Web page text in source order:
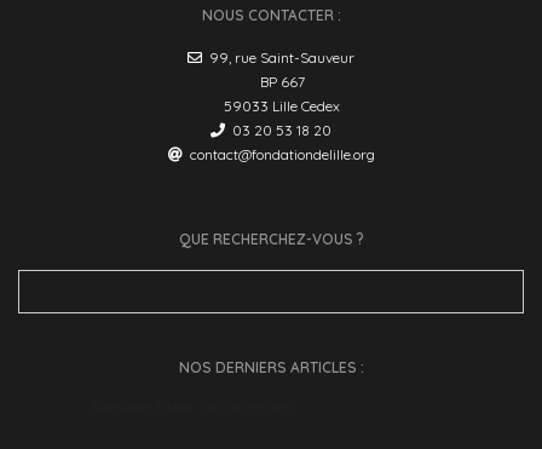
NOUS CONTACTER :
99, rue Saint-Sauveur
BP 667
59033 Lille Cedex
03 20 53 18 20
contact@fondationdelille.org
QUE RECHERCHEZ-VOUS ?
Search
NOS DERNIERS ARTICLES :